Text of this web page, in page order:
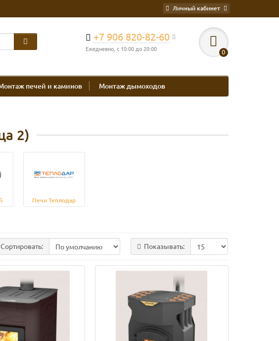
Личный кабинет
+7 906 820-82-60
Ежедневно, с 10:00 до 20:00 0
печей и каминов Монтаж дымоходов
2)
Печи Теплодар
Сортировать: Показывать: